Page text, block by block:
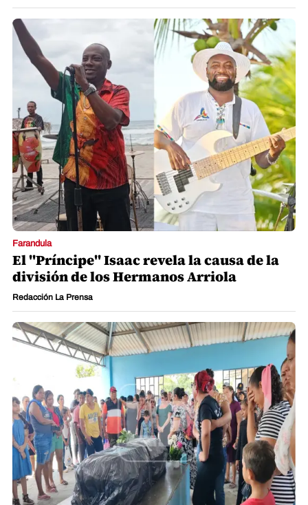
Farandula
El "Príncipe" Isaac revela la causa de la
división de los Hermanos Arriola
Redacción La Prensa